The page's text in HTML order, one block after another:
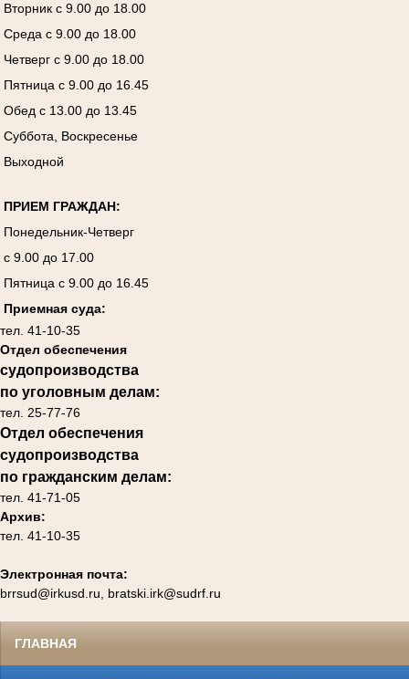
Вторник с 9.00 до 18.00
Среда с 9.00 до 18.00
Четверг с 9.00 до 18.00
Пятница с 9.00 до 16.45
Обед с 13.00 до 13.45
Суббота, Воскресенье
Выходной
ПРИЕМ ГРАЖДАН:
Понедельник-Четверг
с 9.00 до 17.00
Пятница с 9.00 до 16.45
Приемная суда:
тел. 41-10-35
Отдел обеспечения
судопроизводства
по уголовным делам:
тел. 25-77-76
Отдел обеспечения
судопроизводства
по гражданским делам:
тел. 41-71-05
Архив:
тел. 41-10-35
Электронная почта:
brrsud@irkusd.ru, bratski.irk@sudrf.ru
ГЛАВНАЯ